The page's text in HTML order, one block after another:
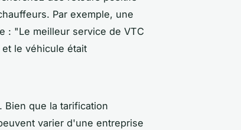
Par exemple, une
: "Le meilleur service de VTC
le véhicule était
. Bien que la tarification
varier d'une entreprise